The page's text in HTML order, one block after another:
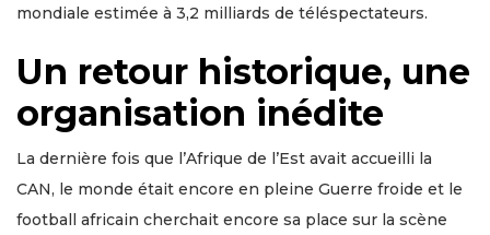
mondiale estimée à 3,2 milliards de téléspectateurs.
Un retour historique, une
organisation inédite
La dernière fois que l’Afrique de l’Est avait accueilli la
CAN, le monde était encore en pleine Guerre froide et le
football africain cherchait encore sa place sur la scène